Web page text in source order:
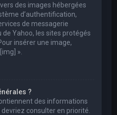
des images hébergées
d’authentification,
de messagerie
Yahoo, les sites protégés
insérer une image,
».
?
des informations
consulter en priorité.